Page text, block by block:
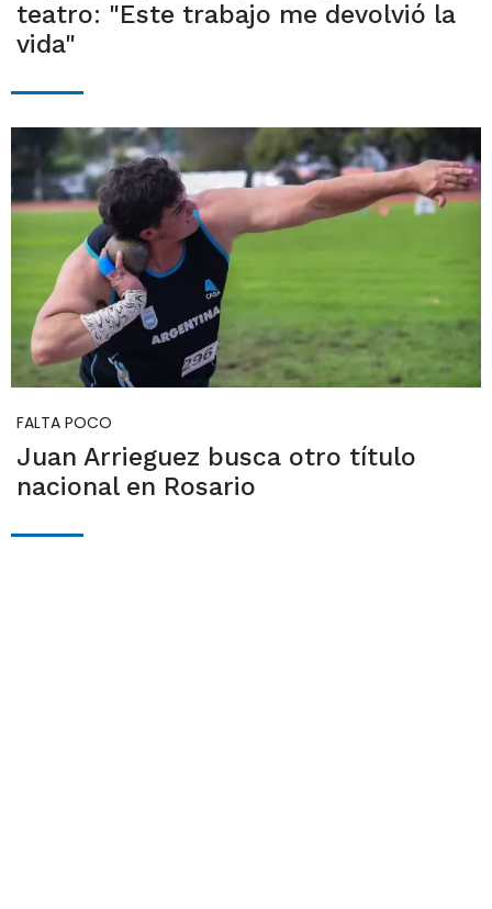
teatro: "Este trabajo me devolvió la
vida"
FALTA POCO
Juan Arrieguez busca otro título
nacional en Rosario